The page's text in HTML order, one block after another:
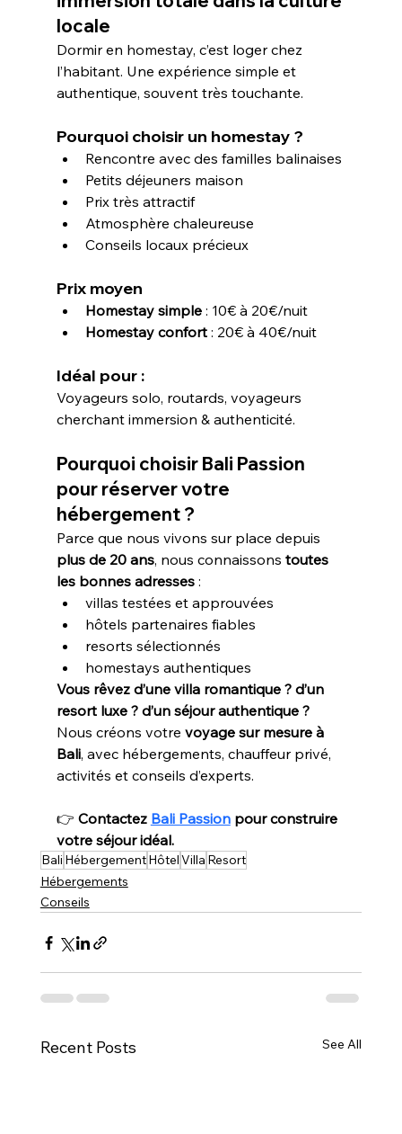
locale
Dormir en homestay, c’est loger chez
l’habitant. Une expérience simple et
authentique, souvent très touchante.
Pourquoi choisir un homestay ?
Rencontre avec des familles balinaises
Petits déjeuners maison
Prix très attractif
Atmosphère chaleureuse
Conseils locaux précieux
Prix moyen
Homestay simple : 10€ à 20€/nuit
Homestay confort : 20€ à 40€/nuit
Idéal pour :
Voyageurs solo, routards, voyageurs
cherchant immersion & authenticité.
Pourquoi choisir Bali Passion
pour réserver votre
hébergement ?
Parce que nous vivons sur place depuis
plus de 20 ans, nous connaissons toutes
les bonnes adresses :
villas testées et approuvées
hôtels partenaires fiables
resorts sélectionnés
homestays authentiques
Vous rêvez d’une villa romantique ? d’un
resort luxe ? d’un séjour authentique ?
Nous créons votre voyage sur mesure à
Bali, avec hébergements, chauffeur privé,
activités et conseils d’experts.
👉 Contactez Bali Passion pour construire
votre séjour idéal.
Bali HébergementHôtelVilla Resort
Hébergements
Conseils
Recent Posts See All